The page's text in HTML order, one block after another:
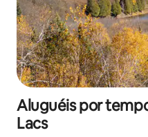
Aluguéis por
Lacs